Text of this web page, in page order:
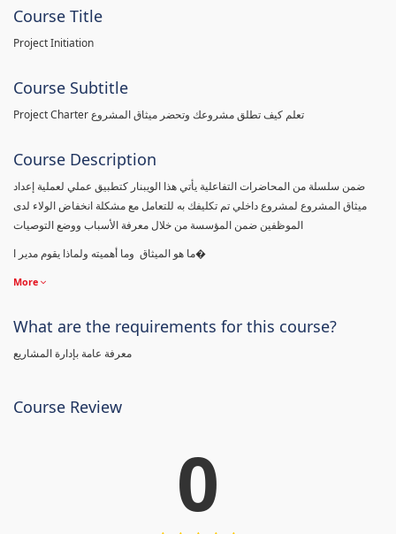
Course Title
Project Initiation
Course Subtitle
Project Charter تعلم كيف تطلق مشروعك وتحضر ميثاق المشروع
Course Description
ضمن سلسلة من المحاضرات التفاعلية يأتي هذا الويبنار كتطبيق عملي لعملية إعداد
ميثاق المشروع لمشروع داخلي تم تكليفك به للتعامل مع مشكلة انخفاض الولاء لدى
الموظفين ضمن المؤسسة من خلال معرفة الأسباب ووضع التوصيات
ما هو الميثاق وما أهميته ولماذا يقوم مدير ا�
More
What are the requirements for this course?
معرفة عامة بإدارة المشاريع
Course Review
0